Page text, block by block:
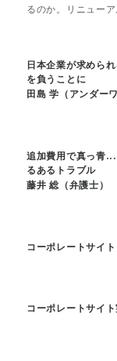
るのか。リニュー
日本企業が求めら
を負うことに
田島 学（アンダー
追加費用で真っ青
るあるトラブル
藤井 総（弁護士）
コーポレートサイ
コーポレートサイ